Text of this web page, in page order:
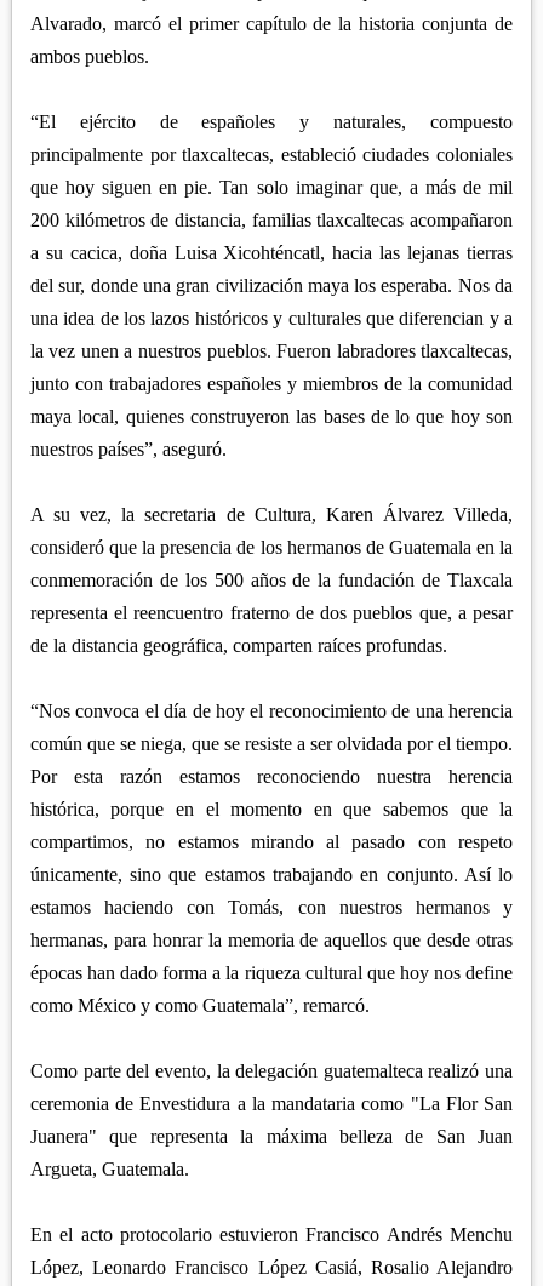
Alvarado, marcó el primer capítulo de la historia conjunta de
ambos pueblos.
“El ejército de españoles y naturales, compuesto
principalmente por tlaxcaltecas, estableció ciudades coloniales
que hoy siguen en pie. Tan solo imaginar que, a más de mil
200 kilómetros de distancia, familias tlaxcaltecas acompañaron
a su cacica, doña Luisa Xicohténcatl, hacia las lejanas tierras
del sur, donde una gran civilización maya los esperaba. Nos da
una idea de los lazos históricos y culturales que diferencian y a
la vez unen a nuestros pueblos. Fueron labradores tlaxcaltecas,
junto con trabajadores españoles y miembros de la comunidad
maya local, quienes construyeron las bases de lo que hoy son
nuestros países”, aseguró.
A su vez, la secretaria de Cultura, Karen Álvarez Villeda,
consideró que la presencia de los hermanos de Guatemala en la
conmemoración de los 500 años de la fundación de Tlaxcala
representa el reencuentro fraterno de dos pueblos que, a pesar
de la distancia geográfica, comparten raíces profundas.
“Nos convoca el día de hoy el reconocimiento de una herencia
común que se niega, que se resiste a ser olvidada por el tiempo.
Por esta razón estamos reconociendo nuestra herencia
histórica, porque en el momento en que sabemos que la
compartimos, no estamos mirando al pasado con respeto
únicamente, sino que estamos trabajando en conjunto. Así lo
estamos haciendo con Tomás, con nuestros hermanos y
hermanas, para honrar la memoria de aquellos que desde otras
épocas han dado forma a la riqueza cultural que hoy nos define
como México y como Guatemala”, remarcó.
Como parte del evento, la delegación guatemalteca realizó una
ceremonia de Envestidura a la mandataria como "La Flor San
Juanera" que representa la máxima belleza de San Juan
Argueta, Guatemala.
En el acto protocolario estuvieron Francisco Andrés Menchu
López, Leonardo Francisco López Casiá, Rosalio Alejandro